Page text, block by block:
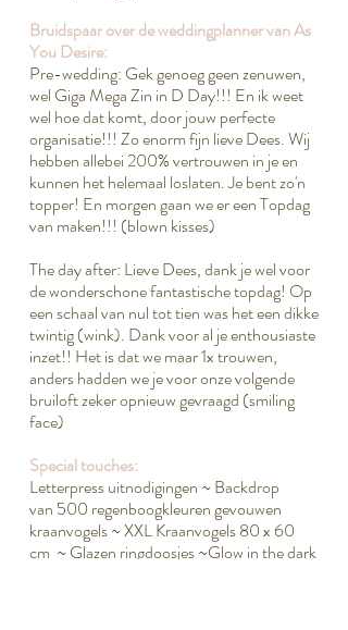
Bruidspaar over de weddingplanner van As
You Desire:
Pre-wedding: Gek genoeg geen zenuwen,
wel Giga Mega Zin in D Day!!! En ik weet
wel hoe dat komt, door jouw perfecte
organisatie!!! Zo enorm fijn lieve Dees. Wij
hebben allebei 200% vertrouwen in je en
kunnen het helemaal loslaten. Je bent zo'n
topper! En morgen gaan we er een Topdag
van maken!!! (blown kisses)
The day after: Lieve Dees, dank je wel voor
de wonderschone fantastische topdag! Op
een schaal van nul tot tien was het een dikke
twintig (wink). Dank voor al je enthousiaste
inzet!! Het is dat we maar 1x trouwen,
anders hadden we je voor onze volgende
bruiloft zeker opnieuw gevraagd (smiling
face)
Special touches:
Letterpress uitnodigingen ~ Backdrop
van 500 regenboogkleuren gevouwen
kraanvogels ~ XXL Kraanvogels 80 x 60
cm ~ Glazen ringdoosjes ~Glow in the dark